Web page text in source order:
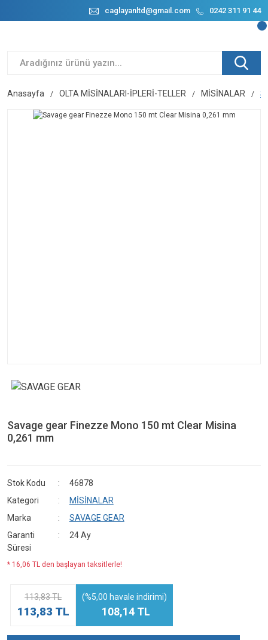
caglayanltd@gmail.com 0242 311 91 44
Anasayfa OLTA MİSİNALARI-İPLERİ-TELLER MİSİNALAR
Savage gear Finezze Mono 150 mt Clear Misina
0,261 mm
Stok Kodu
46878
Kategori
MİSİNALAR
Marka
SAVAGE GEAR
Garanti
Süresi
24 Ay
* 16,06 TL den başlayan taksitlerle!
113,83 TL
113,83 TL
(%5,00 havale indirimi)
108,14 TL